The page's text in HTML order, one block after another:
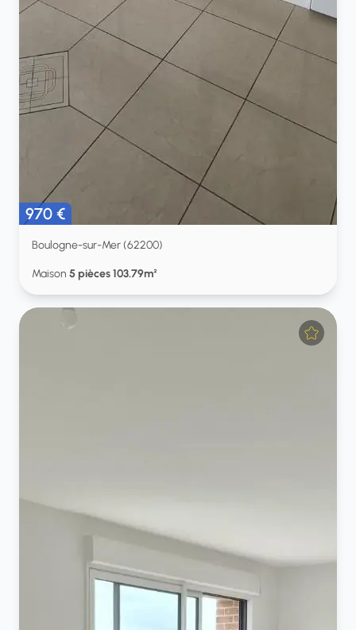
970 €
Boulogne-sur-Mer (62200)
Maison 5 pièces 103.79m²